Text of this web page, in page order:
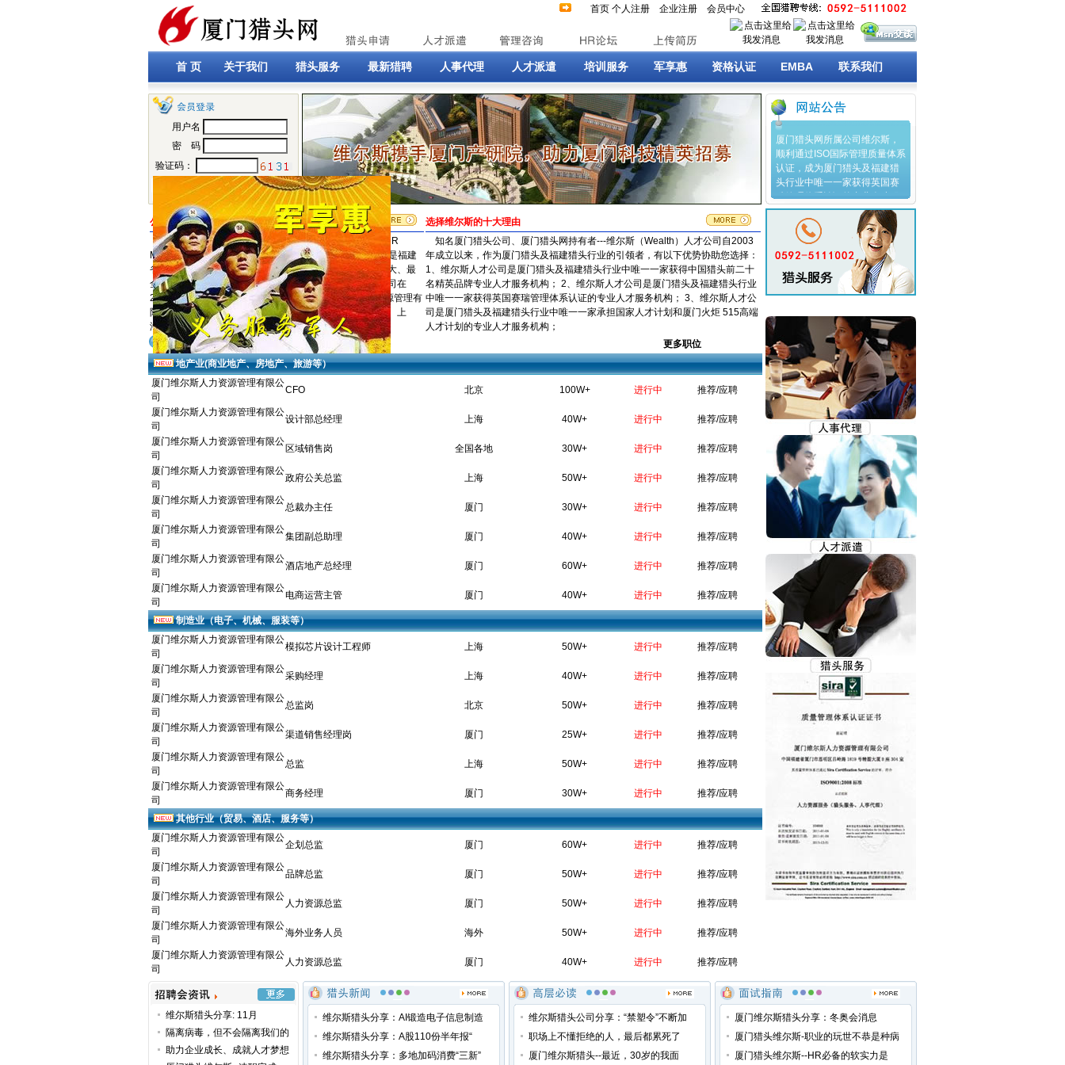
首页 个人注册 企业注册 会员中心
首 页 关于我们 猎头服务 最新猎聘 人事代理 人才派遣 培训服务 军享惠 资格认证 EMBA 联系我们
用户名
密 码
验证码：
个人 企业
厦门猎头网所属公司维尔斯，
顺利通过ISO国际管理质量体系
认证，成为厦门猎头及福建猎
头行业中唯一一家获得英国赛
瑞管理体系认证的专业人才服
务机构。
热烈祝贺厦门维尔斯人力资源
管理有限公司与厦门市科技局
产业技术研究院建立战略合作
关系，携手为厦门科技人才提
供更加卓越的人事代理服务和
人才猎聘服务。
公司简介
选择维尔斯的十大理由
厦门猎头网是维尔斯人力资源管理有限公司（Wealth HR
Management Co.,Ltd.）高端服务平台，创始于2004年，是福建
省最早具有专业猎头职位的发布平台，目前已成为国内最大、最
全、覆盖面最广的高端服务平台。维尔斯人力资源有限公司在
2003年开创于新加坡，2006年初建立厦门维尔斯人力资源管理有
限公司，并以厦门作为集团公司总部所在地，陆续在北京、上
海、广州、洛阳、台湾等核心城市设立办事处...
知名厦门猎头公司、厦门猎头网持有者---维尔斯（Wealth）人才公司自2003
年成立以来，作为厦门猎头及福建猎头行业的引领者，有以下优势协助您选择：
1、维尔斯人才公司是厦门猎头及福建猎头行业中唯一一家获得中国猎头前二十
名精英品牌专业人才服务机构； 2、维尔斯人才公司是厦门猎头及福建猎头行业
中唯一一家获得英国赛瑞管理体系认证的专业人才服务机构； 3、维尔斯人才公
司是厦门猎头及福建猎头行业中唯一一家承担国家人才计划和厦门火炬 515高端
人才计划的专业人才服务机构；
更多职位
地产业(商业地产、房地产、旅游等）
厦门维尔斯人力资源管理有限公
司
CFO 北京 100W+ 进行中
推荐/应聘
厦门维尔斯人力资源管理有限公
司
设计部总经理 上海 40W+ 进行中
推荐/应聘
厦门维尔斯人力资源管理有限公
司
区域销售岗 全国各地 30W+ 进行中
推荐/应聘
厦门维尔斯人力资源管理有限公
司
政府公关总监 上海 50W+ 进行中
推荐/应聘
厦门维尔斯人力资源管理有限公
司
总裁办主任 厦门 30W+ 进行中
推荐/应聘
厦门维尔斯人力资源管理有限公
司
集团副总助理 厦门 40W+ 进行中
推荐/应聘
厦门维尔斯人力资源管理有限公
司
酒店地产总经理 厦门 60W+ 进行中
推荐/应聘
厦门维尔斯人力资源管理有限公
司
电商运营主管 厦门 40W+ 进行中 推荐/应聘
制造业（电子、机械、服装等）
厦门维尔斯人力资源管理有限公
司
模拟芯片设计工程师 上海 50W+ 进行中
推荐/应聘
厦门维尔斯人力资源管理有限公
司
采购经理 上海 40W+ 进行中
推荐/应聘
厦门维尔斯人力资源管理有限公
司
总监岗 北京 50W+ 进行中
推荐/应聘
厦门维尔斯人力资源管理有限公
司
渠道销售经理岗 厦门 25W+ 进行中
推荐/应聘
厦门维尔斯人力资源管理有限公
司
总监 上海 50W+ 进行中
推荐/应聘
厦门维尔斯人力资源管理有限公
司
商务经理 厦门 30W+ 进行中 推荐/应聘
其他行业（贸易、酒店、服务等）
厦门维尔斯人力资源管理有限公
司
企划总监 厦门 60W+ 进行中
推荐/应聘
厦门维尔斯人力资源管理有限公
司
品牌总监 厦门 50W+ 进行中
推荐/应聘
厦门维尔斯人力资源管理有限公
司
人力资源总监 厦门 50W+ 进行中
推荐/应聘
厦门维尔斯人力资源管理有限公
司
海外业务人员 海外 50W+ 进行中
推荐/应聘
厦门维尔斯人力资源管理有限公
司
人力资源总监 厦门 40W+ 进行中 推荐/应聘
维尔斯猎头分享: 11月
隔离病毒，但不会隔离我们的
助力企业成长、成就人才梦想
维尔斯猎头分享：AI锻造电子信息制造
维尔斯猎头分享：A股110份半年报“
维尔斯猎头分享：多地加码消费“三新”
维尔斯猎头公司分享：“禁塑令”不断加
职场上不懂拒绝的人，最后都累死了
厦门维尔斯猎头--最近，30岁的我面
厦门维尔斯猎头分享：冬奥会消息
厦门猎头维尔斯-职业的玩世不恭是种病
厦门猎头维尔斯--HR必备的软实力是